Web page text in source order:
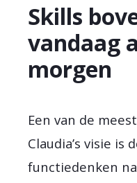
Skills
vandaag
morgen
Een van de
Claudia’s visie is
functiedenken